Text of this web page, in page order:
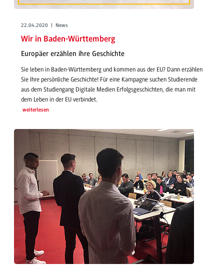
22.04.2020 | News
Wir in Baden-Württemberg
Europäer erzählen ihre Geschichte
Sie leben in Baden-Württemberg und kommen aus der EU? Dann erzählen
Sie Ihre persönliche Geschichte! Für eine Kampagne suchen Studierende
aus dem Studiengang Digitale Medien Erfolgsgeschichten, die man mit
dem Leben in der EU verbindet.
weiterlesen